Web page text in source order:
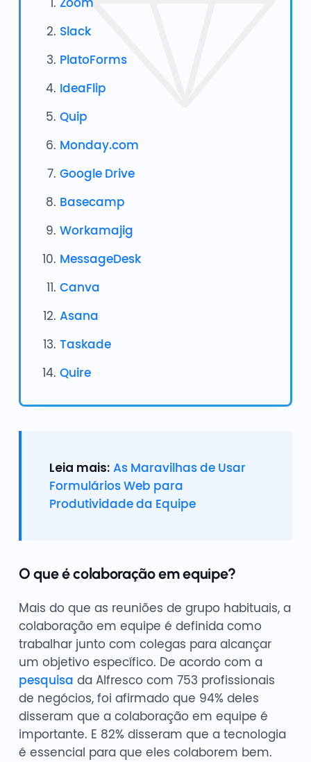
Slack
PlatoForms
IdeaFlip
Quip
Monday.com
Google Drive
Basecamp
Workamajig
MessageDesk
Canva
Asana
Taskade
Quire
Leia mais: As Maravilhas de Usar
Formulários Web para
Produtividade da Equipe
O que é colaboração em equipe?
Mais do que as reuniões de grupo habituais, a
colaboração em equipe é definida como
trabalhar junto com colegas para alcançar
um objetivo específico. De acordo com a
pesquisa da Alfresco com 753 profissionais
de negócios, foi afirmado que 94% deles
disseram que a colaboração em equipe é
importante. E 82% disseram que a tecnologia
é essencial para que eles colaborem bem.